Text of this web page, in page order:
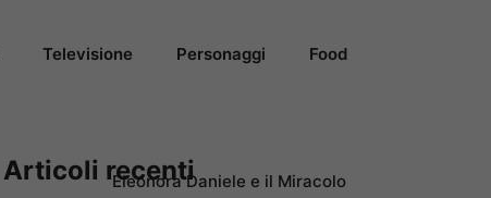
Televisione Personaggi Food
Articoli recentiEleonora Daniele e il Miracolo